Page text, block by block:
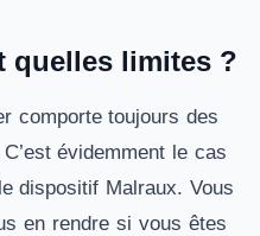
quelles limites ?
comporte toujours des
C’est évidemment le cas
dispositif Malraux. Vous
en rendre si vous êtes